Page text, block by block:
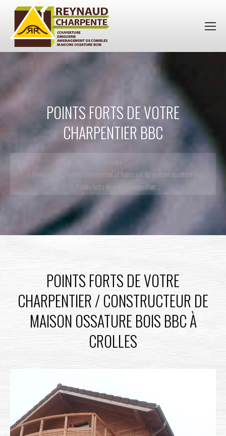
POINTS FORTS DE VOTRE
CHARPENTIER BBC
Vous êtes ici :
Reynaud Charpente, charpentier et fabricant de maison ossature bois
Points forts de votre charpentier…
POINTS FORTS DE VOTRE
CHARPENTIER / CONSTRUCTEUR DE
MAISON OSSATURE BOIS BBC À
CROLLES